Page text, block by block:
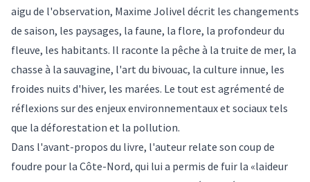
aigu de l'observation, Maxime Jolivel décrit les changements
de saison, les paysages, la faune, la flore, la profondeur du
fleuve, les habitants. Il raconte la pêche à la truite de mer, la
chasse à la sauvagine, l'art du bivouac, la culture innue, les
froides nuits d'hiver, les marées. Le tout est agrémenté de
réflexions sur des enjeux environnementaux et sociaux tels
que la déforestation et la pollution.
Dans l'avant-propos du livre, l'auteur relate son coup de
foudre pour la Côte-Nord, qui lui a permis de fuir la «laideur